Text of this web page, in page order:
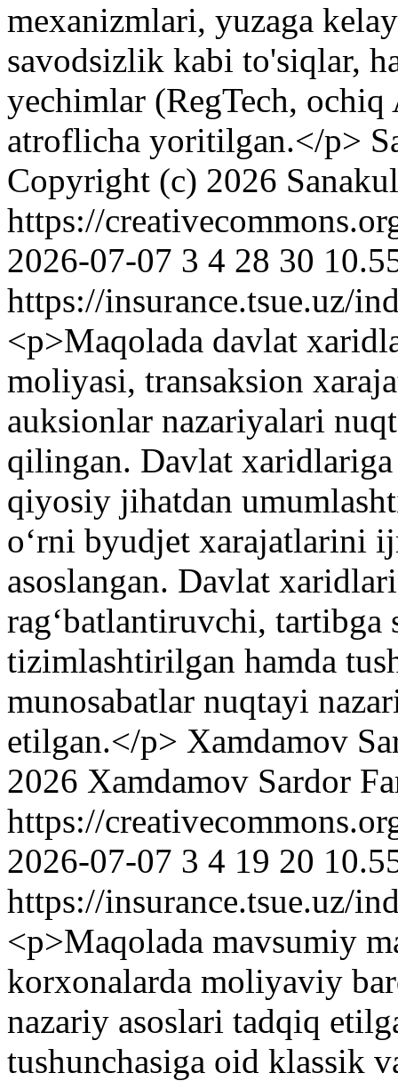
mexanizmlari, yuzaga
savodsizlik kabi to'siqlar,
yechimlar (RegTech,
atroflicha yoritilgan.</p>
Copyright (c) 2026
https://
2026-07-07 3 4 28 30
https://insurance.tsue.uz/
<p>Maqolada davlat
moliyasi, transaksion
auksionlar nazariyalari
qilingan. Davlat
qiyosiy jihatdan
oʻrni byudjet xarajatlarini
asoslangan. Davlat
ragʻbatlantiruvchi,
tizimlashtirilgan hamda
munosabatlar nuqtayi
etilgan.</p> Xamdamov
2026 Xamdamov Sardor
https://
2026-07-07 3 4 19 20
https://insurance.tsue.uz/
<p>Maqolada mavsumiy
korxonalarda moliyaviy
nazariy asoslari tadqiq
tushunchasiga oid klassik